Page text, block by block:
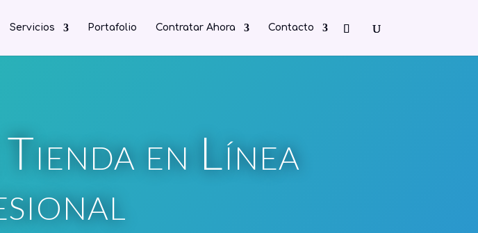
Servicios Portafolio Contratar Ahora Contacto
en Línea